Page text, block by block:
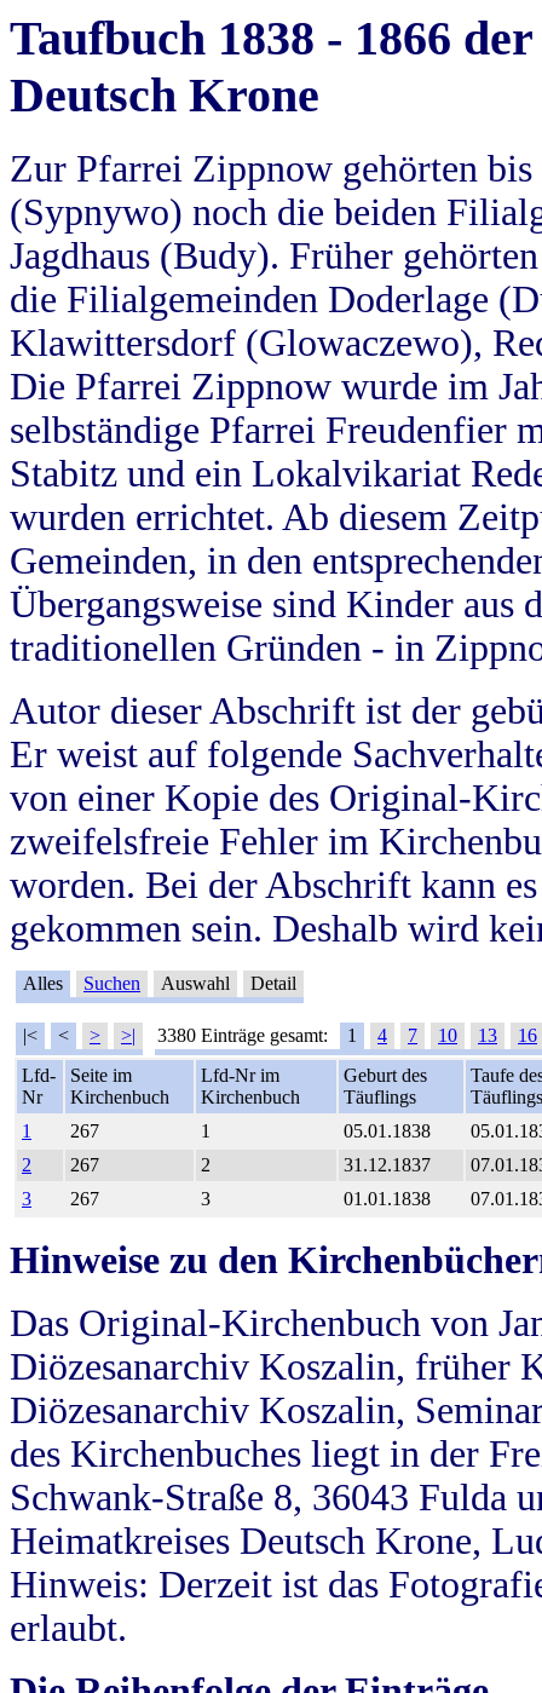
Taufbuch 1838 - 1866
Deutsch Krone
Zur Pfarrei Zippnow gehörten
(Sypnywo) noch die beiden
Jagdhaus (Budy). Früher
die Filialgemeinden Doderlage
Klawittersdorf (Glowaczewo),
Die Pfarrei Zippnow wurde im
selbständige Pfarrei Freudenfier
Stabitz und ein Lokalvikariat
wurden errichtet. Ab diesem
Gemeinden, in den
Übergangsweise sind Kinder aus
traditionellen Gründen - in
Autor dieser Abschrift ist der
Er weist auf folgende
von einer Kopie des Original-
zweifelsfreie Fehler im
worden. Bei der Abschrift kann
gekommen sein. Deshalb wird
Alles Suchen Auswahl Detail
|< < > >| 3380 Einträge gesamt: 1 4 7 10 13
16
Lfd-
Nr
Seite im
Kirchenbuch
Lfd-Nr im
Kirchenbuch
Geburt des
Täuflings
Taufe
Täuflings
1
267 1 05.01.1838
2
267 2 31.12.1837
3
267 3 01.01.1838
Hinweise zu den
Das Original-Kirchenbuch von
Diözesanarchiv Koszalin, früher
Diözesanarchiv Koszalin,
des Kirchenbuches liegt in der
Schwank-Straße 8, 36043 Fulda
Heimatkreises Deutsch Krone,
Hinweis: Derzeit ist das
erlaubt.